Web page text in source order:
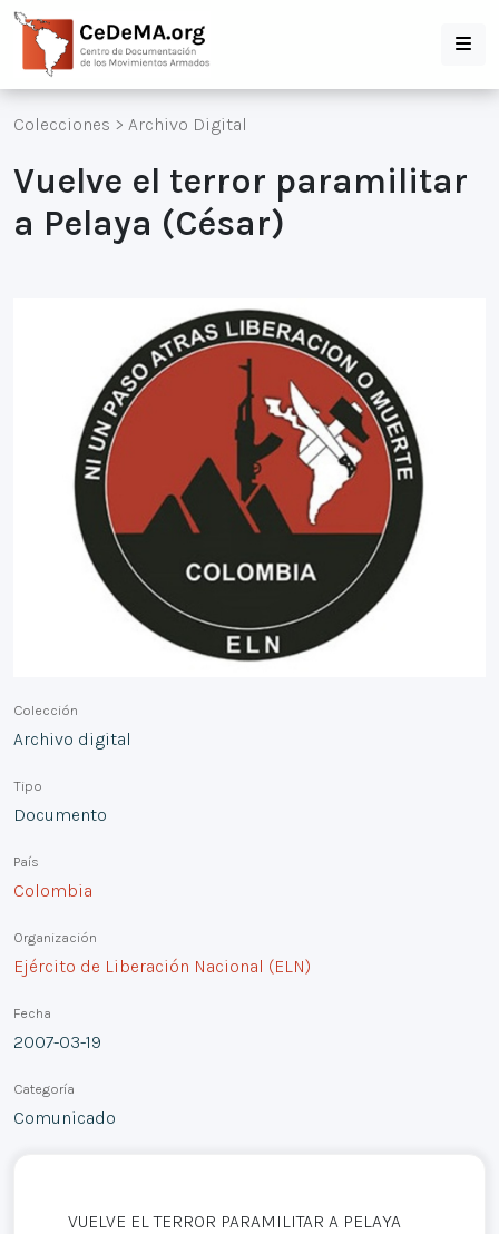
Colecciones > Archivo Digital
Vuelve el terror paramilitar
a Pelaya (César)
Colección
Archivo digital
Tipo
Documento
País
Colombia
Organización
Ejército de Liberación Nacional (ELN)
Fecha
2007-03-19
Categoría
Comunicado
VUELVE EL TERROR PARAMILITAR A PELAYA